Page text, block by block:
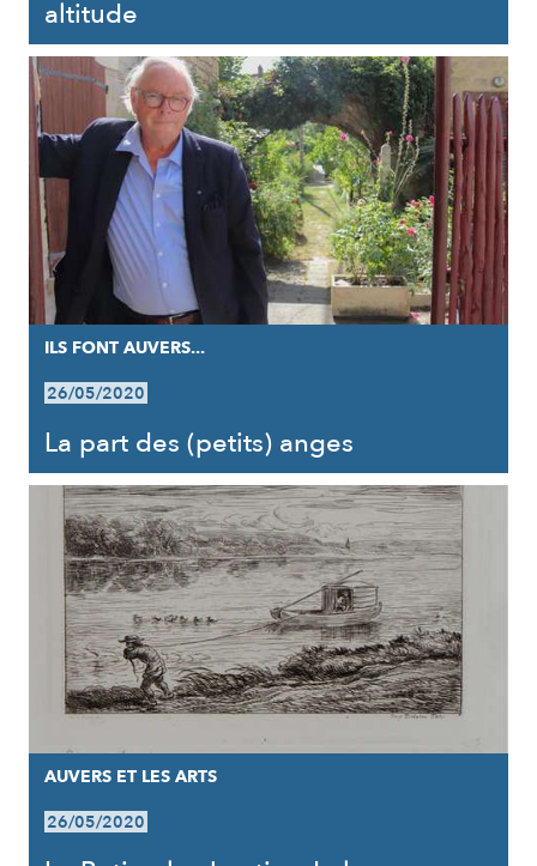
altitude
ILS FONT AUVERS...
26/05/2020
La part des (petits) anges
AUVERS ET LES ARTS
26/05/2020